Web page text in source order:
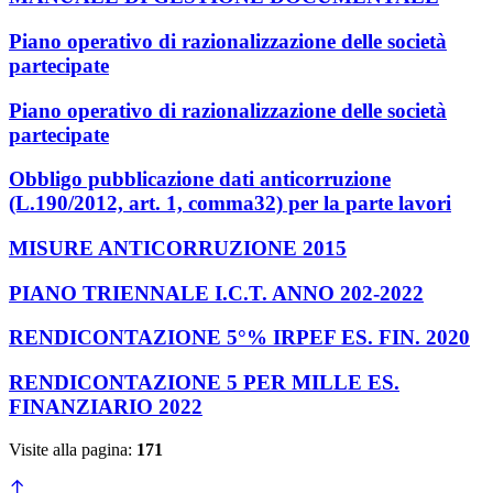
Piano operativo di razionalizzazione delle società
partecipate
Piano operativo di razionalizzazione delle società
partecipate
Obbligo pubblicazione dati anticorruzione
(L.190/2012, art. 1, comma32) per la parte lavori
MISURE ANTICORRUZIONE 2015
PIANO TRIENNALE I.C.T. ANNO 202-2022
RENDICONTAZIONE 5°% IRPEF ES. FIN. 2020
RENDICONTAZIONE 5 PER MILLE ES.
FINANZIARIO 2022
Visite alla pagina: 171